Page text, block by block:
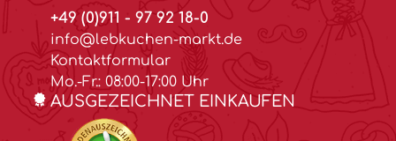
+49 (0)911 - 97 92 18-0
info@lebkuchen-markt.de
Kontaktformular
Mo.-Fr.: 08:00-17:00 Uhr
AUSGEZEICHNET EINKAUFEN